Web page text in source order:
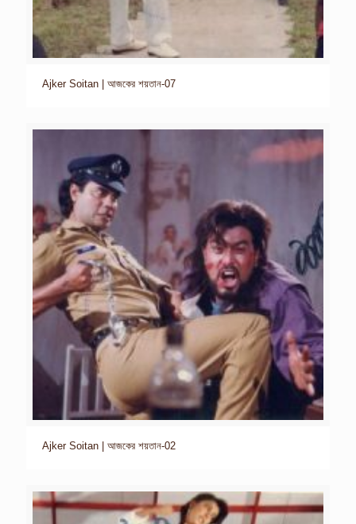
Ajker Soitan | আজকের শয়তান-07
Ajker Soitan | আজকের শয়তান-02